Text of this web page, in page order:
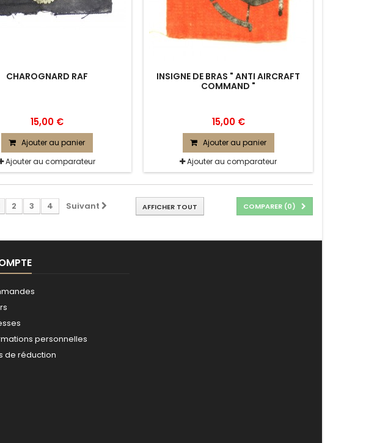
CHAROGNARD RAF
15,00 €
Ajouter au panier
Ajouter au comparateur
INSIGNE DE BRAS " ANTI AIRCRAFT
COMMAND "
15,00 €
Ajouter au panier
Ajouter au comparateur
COMPARER (0)
AFFICHER TOUT
2 3 4 Suivant
personnelles
de réduction